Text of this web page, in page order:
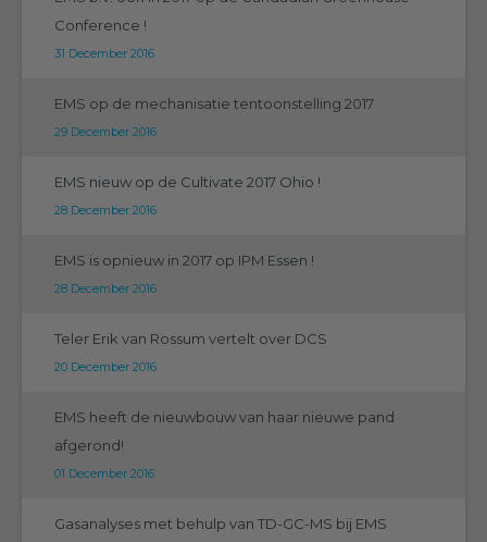
Conference !
31 December 2016
EMS op de mechanisatie tentoonstelling 2017
29 December 2016
EMS nieuw op de Cultivate 2017 Ohio !
28 December 2016
EMS is opnieuw in 2017 op IPM Essen !
28 December 2016
Teler Erik van Rossum vertelt over DCS
20 December 2016
EMS heeft de nieuwbouw van haar nieuwe pand
afgerond!
01 December 2016
Gasanalyses met behulp van TD-GC-MS bij EMS